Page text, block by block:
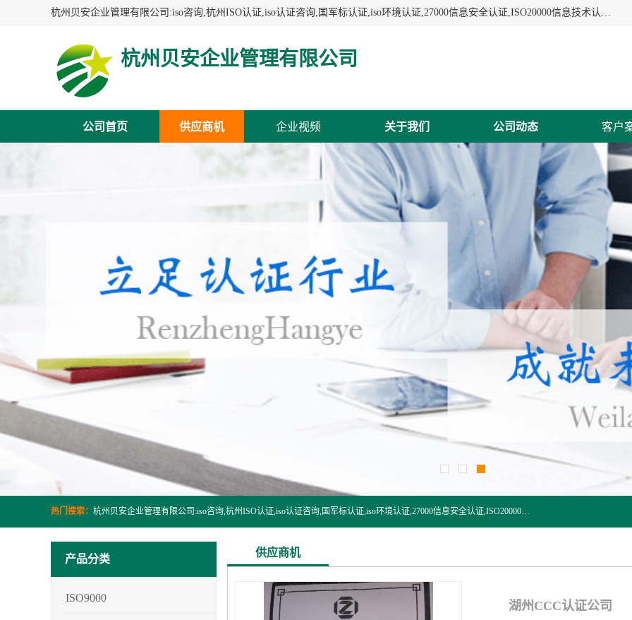
杭州贝安企业管理有限公司:iso咨询,杭州ISO认证,iso认证咨询,国军标认证,iso环境认证,27000信息安全认证,ISO20000信息技术认证,口罩检测报告,32610检测报告,CCRC认证,ISO50001认证,ITSS认证,两化融合认证,出口口罩检测报告等认证代理服务,本公司有近10年的体系咨询经验,能业务覆盖范围南到海南三亚北到新疆阿克苏.
杭州贝安企业管理有限公司
公司首页 供应商机 企业视频 关于我们 公司动态 客户
热门搜索： 杭州贝安企业管理有限公司:iso咨询,杭州ISO认证,iso认证咨询,国军标认证,iso环境认证,27000信息安全认证,ISO20000信息技术认证,口罩检测报告,32610检测报告,CCRC认证,ISO50001认证,ITSS认证,两化融合认证,出口口罩检测报告等认证代理服务,本公司有近10年的体系咨询经验,能业务覆盖范围南到海南三亚北到新疆阿克苏.
产品分类
ISO9000
供应商机
湖州CCC认证公司